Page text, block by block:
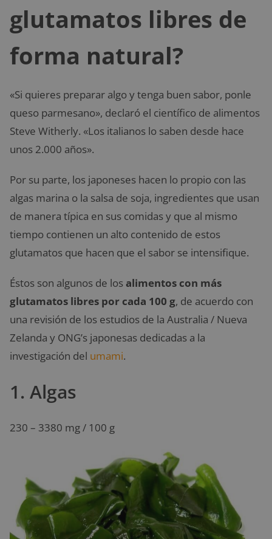
glutamatos libres de
forma natural?
«Si quieres preparar algo y tenga buen sabor, ponle
queso parmesano», declaró el científico de alimentos
Steve Witherly. «Los italianos lo saben desde hace
unos 2.000 años».
Por su parte, los japoneses hacen lo propio con las
algas marina o la salsa de soja, ingredientes que usan
de manera típica en sus comidas y que al mismo
tiempo contienen un alto contenido de estos
glutamatos que hacen que el sabor se intensifique.
Éstos son algunos de los alimentos con más
glutamatos libres por cada 100 g, de acuerdo con
una revisión de los estudios de la Australia / Nueva
Zelanda y ONG’s japonesas dedicadas a la
investigación del umami.
1. Algas
230 – 3380 mg / 100 g